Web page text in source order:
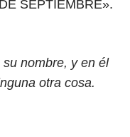
SEPTIEMBRE».
nombre, y en él
otra cosa.